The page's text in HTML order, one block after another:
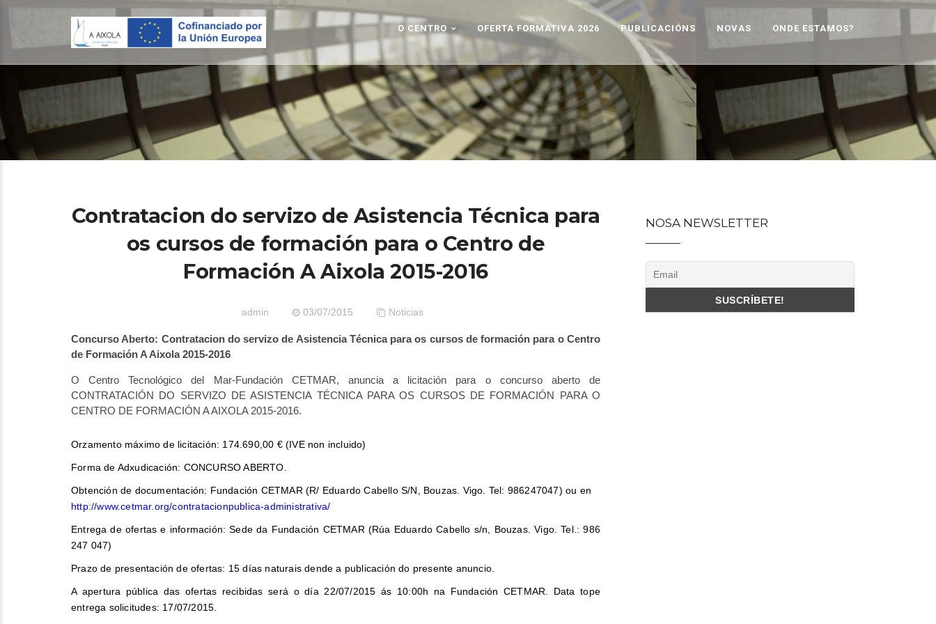
O CENTRO OFERTA FORMATIVA 2026 PUBLICACIÓNS NOVAS ONDE ESTAMOS?
Contratacion do servizo de Asistencia Técnica para
os cursos de formación para o Centro de
Formación A Aixola 2015-2016
admin 03/07/2015 Noticias
Concurso Aberto: Contratacion do servizo de Asistencia Técnica para os cursos de formación para o Centro
de Formación A Aixola 2015-2016
O Centro Tecnológico del Mar-Fundación CETMAR, anuncia a licitación para o concurso aberto de
CONTRATACIÓN DO SERVIZO DE ASISTENCIA TÉCNICA PARA OS CURSOS DE FORMACIÓN PARA O
CENTRO DE FORMACIÓN A AIXOLA 2015-2016.
Orzamento máximo de licitación: 174.690,00 € (IVE non incluido)
Forma de Adxudicación: CONCURSO ABERTO.
Obtención de documentación: Fundación CETMAR (R/ Eduardo Cabello S/N, Bouzas. Vigo. Tel: 986247047) ou en
http://www.cetmar.org/contratacionpublica-administrativa/
Entrega de ofertas e información: Sede da Fundación CETMAR (Rúa Eduardo Cabello s/n, Bouzas. Vigo. Tel.: 986
247 047)
Prazo de presentación de ofertas: 15 días naturais dende a publicación do presente anuncio.
A apertura pública das ofertas recibidas será o día 22/07/2015 ás 10:00h na Fundación CETMAR. Data tope
entrega solicitudes: 17/07/2015.
NOSA NEWSLETTER